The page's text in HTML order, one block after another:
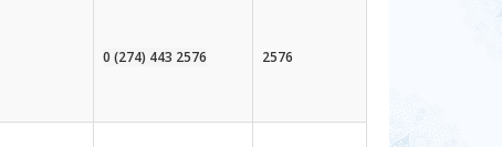
0 (274) 443 2576 2576